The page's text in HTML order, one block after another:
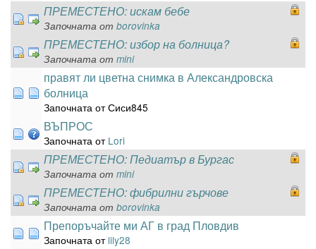
ПРЕМЕСТЕНО: искам бебе
Започната от borovinka
ПРЕМЕСТЕНО: избор на болница?
Започната от mini
правят ли цветна снимка в Александровска
болница
Започната от Сиси845
ВЪПРОС
Започната от Lori
ПРЕМЕСТЕНО: Педиатър в Бургас
Започната от mini
ПРЕМЕСТЕНО: фибрилни гърчове
Започната от borovinka
Препоръчайте ми АГ в град Пловдив
Започната от lily28